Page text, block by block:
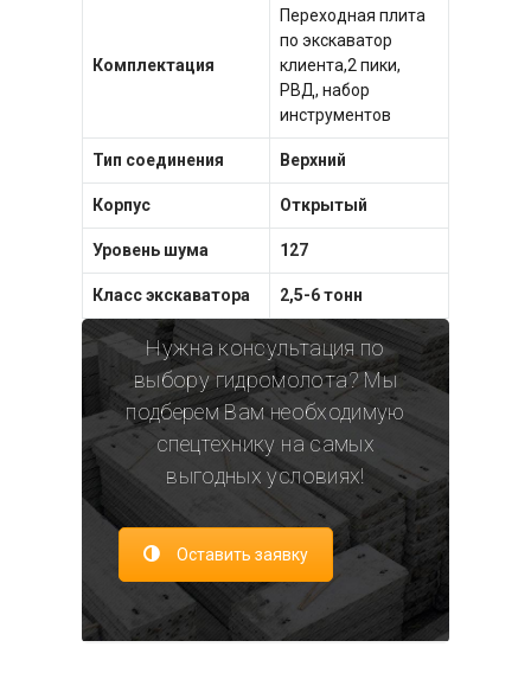
Комплектация
Переходная плита
по экскаватор
клиента,2 пики,
РВД, набор
инструментов
Тип соединения Верхний
Корпус Открытый
Уровень шума 127
Класс экскаватора 2,5-6 тонн
Нужна консультация по
выбору гидромолота? Мы
подберем Вам необходимую
спецтехнику на самых
выгодных условиях!
Оставить заявку